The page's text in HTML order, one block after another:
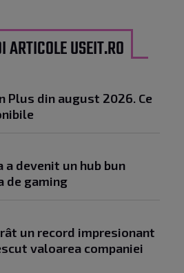
ARTICOLE USEIT.RO
Plus din august 2026. Ce
a devenit un hub bun
de gaming
un record impresionant
valoarea companiei